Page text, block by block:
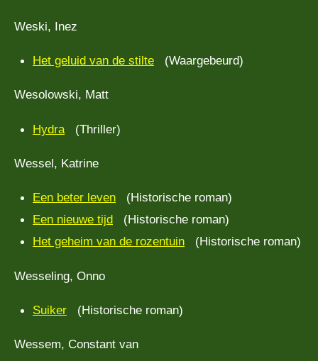
Weski, Inez
Het geluid van de stilte (Waargebeurd)
Wesolowski, Matt
Hydra (Thriller)
Wessel, Katrine
Een beter leven (Historische roman)
Een nieuwe tijd (Historische roman)
Het geheim van de rozentuin (Historische roman)
Wesseling, Onno
Suiker (Historische roman)
Wessem, Constant van